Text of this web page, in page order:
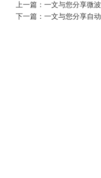
上一篇： 一文与您分享微
下一篇： 一文与您分享自